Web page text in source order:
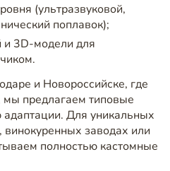
(ультразвуковой,
поплавок);
и 3D-модели для
и Новороссийске, где
предлагаем типовые
Для уникальных
заводах или
полностью кастомные